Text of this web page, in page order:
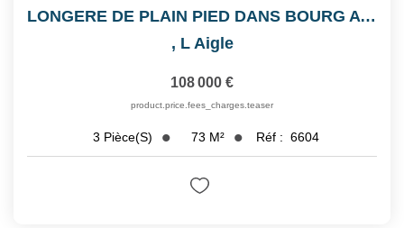
LONGERE DE PLAIN PIED DANS BOURG AVEC COMMERCES
, L Aigle
108 000 €
product.price.fees_charges.teaser
3 Pièce(s) 73 M² Réf : 6604